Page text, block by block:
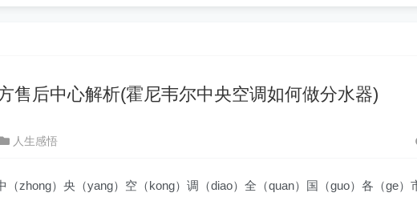
售后中心解析(霍尼韦尔中央空调如何做分水器)
人生感悟
（zhong）央（yang）空（kong）调（diao）全（quan）国（guo）各（ge）